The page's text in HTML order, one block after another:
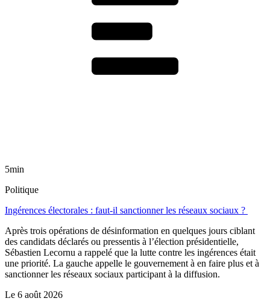
5min
Politique
Ingérences électorales : faut-il sanctionner les réseaux sociaux ?
Après trois opérations de désinformation en quelques jours ciblant
des candidats déclarés ou pressentis à l’élection présidentielle,
Sébastien Lecornu a rappelé que la lutte contre les ingérences était
une priorité. La gauche appelle le gouvernement à en faire plus et à
sanctionner les réseaux sociaux participant à la diffusion.
Le 6 août 2026